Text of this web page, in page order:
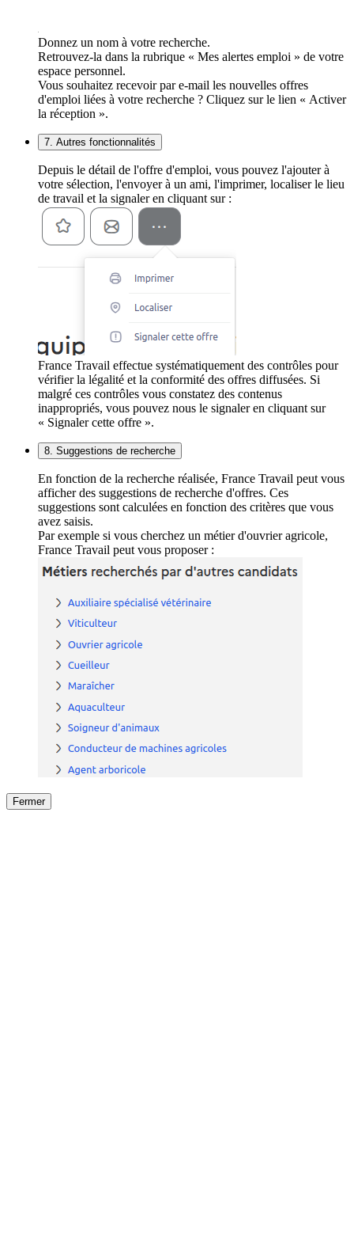
Donnez un nom à votre recherche.
Retrouvez-la dans la rubrique « Mes alertes emploi » de votre
espace personnel.
Vous souhaitez recevoir par e-mail les nouvelles offres
d'emploi liées à votre recherche ? Cliquez sur le lien « Activer
la réception ».
7. Autres fonctionnalités
Depuis le détail de l'offre d'emploi, vous pouvez l'ajouter à
votre sélection, l'envoyer à un ami, l'imprimer, localiser le lieu
de travail et la signaler en cliquant sur :
France Travail effectue systématiquement des contrôles pour
vérifier la légalité et la conformité des offres diffusées. Si
malgré ces contrôles vous constatez des contenus
inappropriés, vous pouvez nous le signaler en cliquant sur
« Signaler cette offre ».
8. Suggestions de recherche
En fonction de la recherche réalisée, France Travail peut vous
afficher des suggestions de recherche d'offres. Ces
suggestions sont calculées en fonction des critères que vous
avez saisis.
Par exemple si vous cherchez un métier d'ouvrier agricole,
France Travail peut vous proposer :
Fermer